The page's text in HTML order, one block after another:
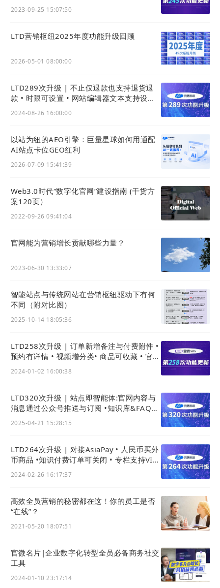
启用AI 站点后，他最直观的感受是“品牌终于‘独
者（DTC模式），不仅掌握定价权、用户数据和
经营主动权。而且还打造属于自己的“流量池”和
尽管明确的利润增长数据尚待后续统计，但林先
受到转型带来的显著积极变化——
站点带
来的自然流量咨询量
，正以每周稳定增长的态势
团队计划进一步深化“实景线路展示”功能，通过
高清图文与真实客户视频相结合，让用户未临其
境，也能提前直观感受游艇配置与迷人海岛风
光，进一步提升留资与转化效率。
遇
企业数字化赋能专项行动方案（2025—2027
年）》中“推动人工智能创新赋能”“发展普惠性
上云用数赋智服务”的要求高度契合。该方案的
核心目标，正是帮助中小企业破解“不转型落
后、大投入踩坑”的困境。
2023-09-25 15:07:50
LTD营销枢纽2025年度功能升级回顾
2026-05-01 08:00:00
LTD289次升级 | 不止仅退款也支持退货退
款 • 时限可设置 • 网站编辑器文本支持设置
2024-08-26 16:00:00
以站为纽的AEO引擎：巨量星球如何用通配
AI站点卡位GEO红利
2026-07-09 15:41:39
Web3.0时代“数字化官⽹”建设指南 (干货方
案120页）
2022-09-26 09:41:04
官网能为营销增长贡献哪些力量？
2023-06-30 13:33:07
智能站点与传统网站在营销枢纽驱动下有何
不同（附对比图）
2025-10-14 18:05:36
LTD258次升级 | 订单新增备注与付费附件 •
预约有详情 • 视频增分类• 商品可收藏 • 官微
2024-01-02 16:00:38
LTD320次升级 | 站点即智能体:官网内容与
消息通过公众号推送与订阅 •知识库&FAQ接
2025-04-21 15:28:15
LTD264次升级 | 对接AsiaPay • 人民币买外
币商品 •知识付费订单可关闭 • 专栏支持VIP
2024-02-26 16:17:37
高效全员营销的秘密都在这！你的员工是否
“在线”？
2021-05-20 18:07:51
官微名片|企业数字化转型全员必备商务社交
工具
2024-01-10 23:17:14